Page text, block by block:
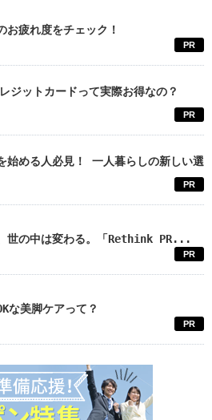
お疲れ度をチェック！
PR
ジットカードって実際お得なの？
PR
始める人必見！ 一人暮らしの新しい選
PR
世の中は変わる。「Rethink PR...
PR
な美脚ケアって？
PR